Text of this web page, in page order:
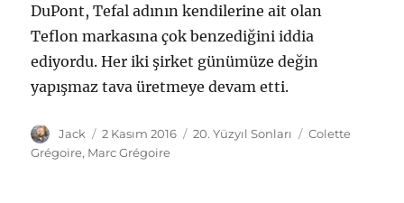
DuPont, Tefal adının kendilerine ait olan
Teflon markasına çok benzediğini iddia
ediyordu. Her iki şirket günümüze değin
yapışmaz tava üretmeye devam etti.
Yazar
Jack
Yayın
tarihi
2 Kasım 2016 Kategoriler
20. Yüzyıl Sonları Etiketler
Colette
Grégoire, Marc Grégoire